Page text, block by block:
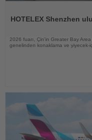
HOTELEX Shenzhen
2026 fuarı, Çin'in Greater Bay
genelinden konaklama ve yiyecek-